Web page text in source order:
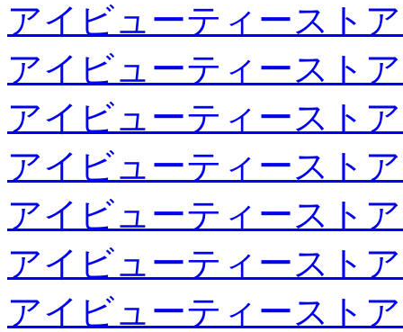
アイビューティースト
アイビューティースト
アイビューティースト
アイビューティースト
アイビューティースト
アイビューティースト
アイビューティースト